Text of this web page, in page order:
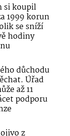
si koupil
1999 korun
se sníží
hodiny
důchodu
Úřad
až 11
podporu